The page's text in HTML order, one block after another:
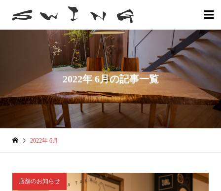

2022年 6月の記事一覧
2022年 6月
店舗のお知らせ